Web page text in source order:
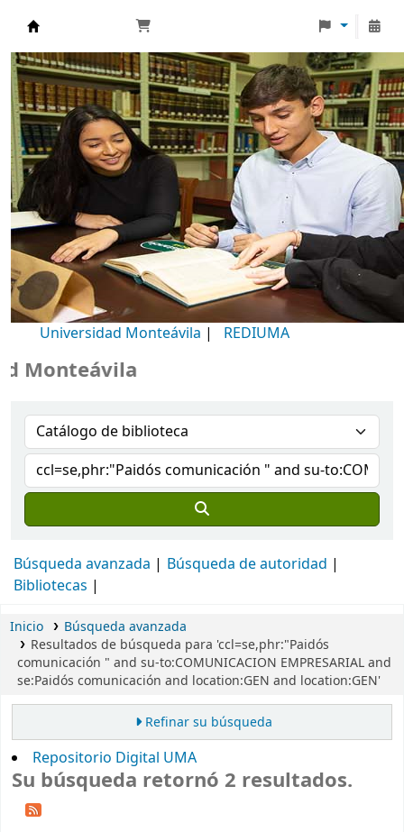
Biblioteca Universidad Monteávila
Universidad Monteávila | REDIUMA
Búsqueda avanzada
Búsqueda de autoridad
Bibliotecas
Inicio
Búsqueda avanzada
Resultados de búsqueda para 'ccl=se,phr:"Paidós
comunicación " and su-to:COMUNICACION EMPRESARIAL and
se:Paidós comunicación and location:GEN and location:GEN'
Refinar su búsqueda
Repositorio Digital UMA
Su búsqueda retornó 2 resultados.